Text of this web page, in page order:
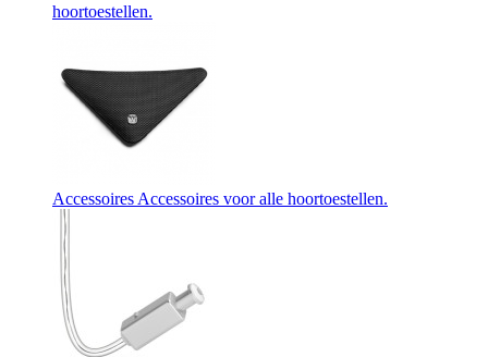
hoortoestellen.
Accessoires Accessoires voor alle hoortoestellen.